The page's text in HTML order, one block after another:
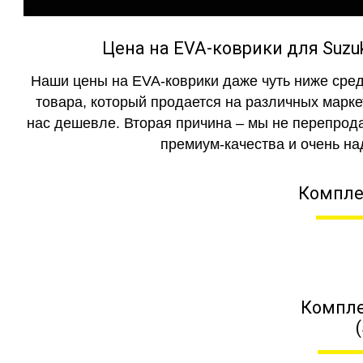
Цена на EVA-коврики для
Наши цены на EVA-коврики даже чуть ниже
товара, который продается на различных
нас дешевле. Вторая причина – мы не
премиум-качества и очень